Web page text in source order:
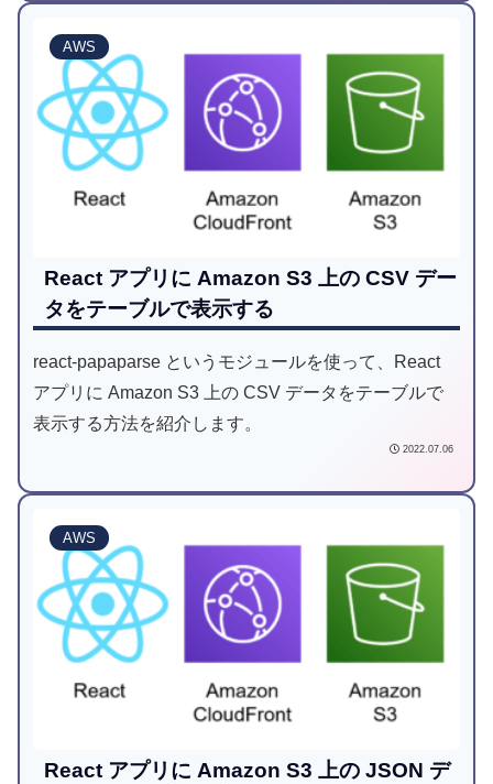
AWS
React アプリに Amazon S3 上の CSV デー
タをテーブルで表示する
react-papaparse というモジュールを使って、React
アプリに Amazon S3 上の CSV データをテーブルで
表示する方法を紹介します。
2022.07.06
AWS
React アプリに Amazon S3 上の JSON デ